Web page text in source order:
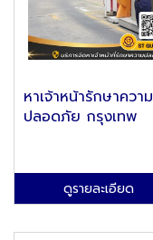
หาเจ้าหน้ารักษาความ
ปลอดภัย กรุงเทพ
ดูรายละเอียด